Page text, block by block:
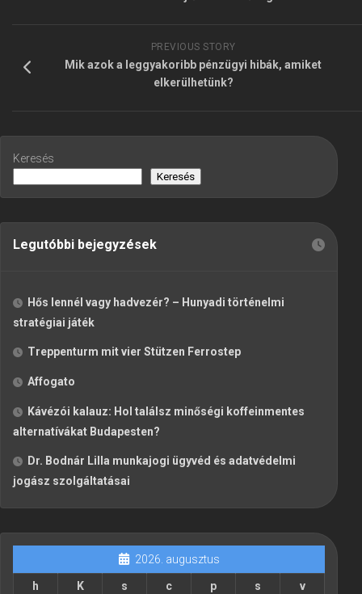
PREVIOUS STORY
Mik azok a leggyakoribb pénzügyi hibák, amiket
elkerülhetünk?
Keresés
Keresés
Legutóbbi bejegyzések
Hős lennél vagy hadvezér? – Hunyadi történelmi
stratégiai játék
Treppenturm mit vier Stützen Ferrostep
Affogato
Kávézói kalauz: Hol találsz minőségi koffeinmentes
alternatívákat Budapesten?
Dr. Bodnár Lilla munkajogi ügyvéd és adatvédelmi
jogász szolgáltatásai
2026. augusztus
h K s c p s
v